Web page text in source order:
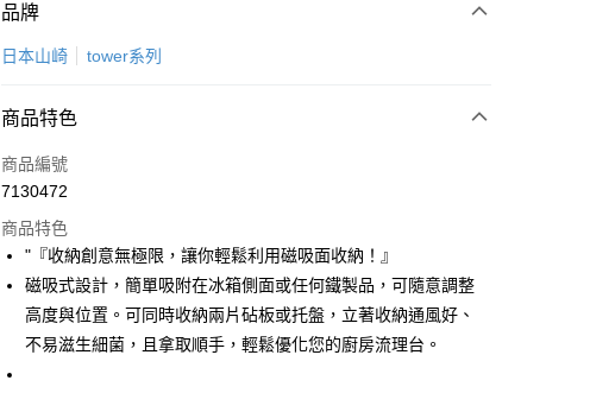
付款方式
信用卡一次付款
Apple Pay
悠遊付
Google Pay
全盈+PAY
品牌
日本山崎 tower系列
商品特色
商品編號
7130472
商品特色
"『收納創意無極限，讓你輕鬆利用磁吸面收納！』
磁吸式設計，簡單吸附在冰箱側面或任何鐵製品，可隨意調整
高度與位置。可同時收納兩片砧板或托盤，立著收納通風好、
不易滋生細菌，且拿取順手，輕鬆優化您的廚房流理台。